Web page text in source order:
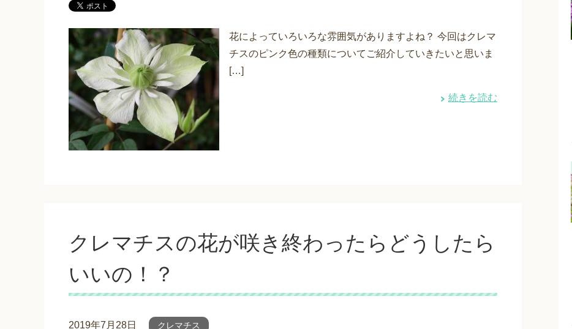
花によっていろいろな雰囲気がありますよね？ 今回はクレマ
チスのピンク色の種類についてご紹介していきたいと思いま
[…]
続きを読む
クレマチスの花が咲き終わったらどうしたら
いいの！？
2019年7月28日 クレマチス